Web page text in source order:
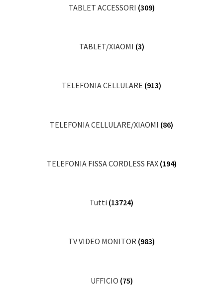
TABLET ACCESSORI (309)
TABLET/XIAOMI (3)
TELEFONIA CELLULARE (913)
TELEFONIA CELLULARE/XIAOMI (86)
TELEFONIA FISSA CORDLESS FAX (194)
Tutti (13724)
TV VIDEO MONITOR (983)
UFFICIO (75)